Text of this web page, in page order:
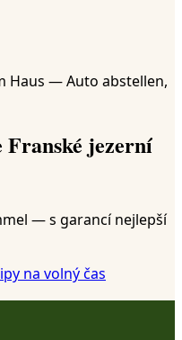
Haus — Auto abstellen,
Franské jezerní
— s garancí nejlepší
na volný čas